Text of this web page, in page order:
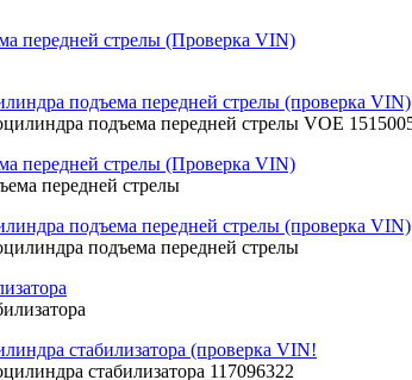
передней стрелы (Проверка VIN)
подъема передней стрелы (проверка VIN)
передней стрелы (Проверка VIN)
подъема передней стрелы (проверка VIN)
стабилизатора (проверка VIN!